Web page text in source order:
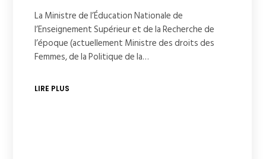
La Ministre de l’Éducation Nationale de
l’Enseignement Supérieur et de la Recherche de
l’époque (actuellement Ministre des droits des
Femmes, de la Politique de la…
LIRE PLUS